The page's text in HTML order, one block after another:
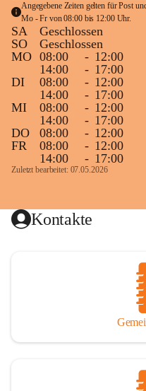
Angegebene Zeiten gelten für Post
Mo - Fr von 08:00 bis 12:00 Uhr.
SA
Geschlossen
SO
Geschlossen
MO 08:00 - 12:00
14:00
- 17:00
DI
08:00 - 12:00
14:00
- 17:00
MI
08:00 - 12:00
14:00
- 17:00
DO
08:00 - 12:00
FR
08:00 - 12:00
14:00
- 17:00
Zuletzt bearbeitet: 07.05.2026
Kontakte